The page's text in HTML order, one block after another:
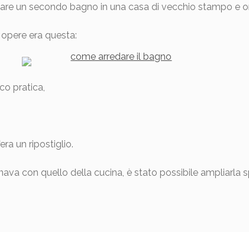
un secondo bagno in una casa di vecchio stampo e
era questa:
pratica,
un ripostiglio.
con quello della cucina, è stato possibile ampliarla